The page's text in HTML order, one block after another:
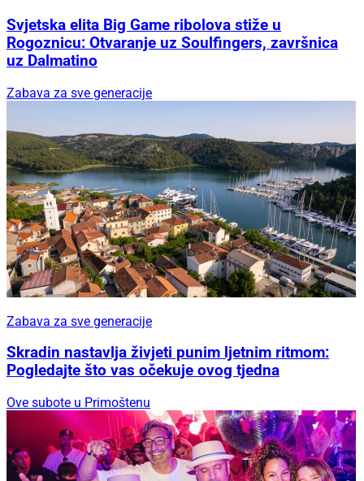
Svjetska elita Big Game ribolova stiže u
Rogoznicu: Otvaranje uz Soulfingers, završnica
uz Dalmatino
Zabava za sve generacije
Zabava za sve generacije
Skradin nastavlja živjeti punim ljetnim ritmom:
Pogledajte što vas očekuje ovog tjedna
Ove subote u Primoštenu